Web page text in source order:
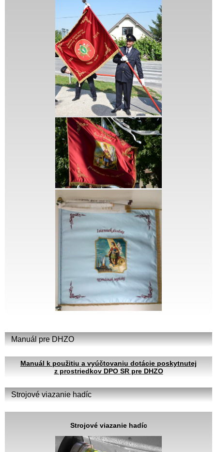
Manuál pre DHZO
Manuál k použitiu a vyúčtovaniu dotácie poskytnutej
z prostriedkov DPO SR pre DHZO
Strojové viazanie hadíc
Strojové viazanie hadíc